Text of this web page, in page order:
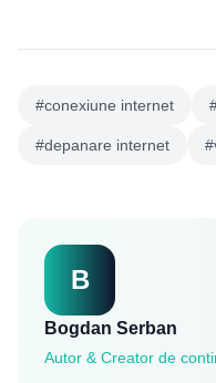
#conexiune internet
#depanare internet
B
Bogdan Serban
Autor & Creator de